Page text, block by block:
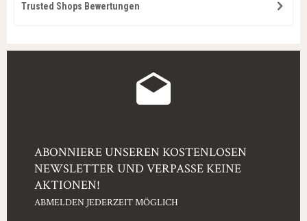
Trusted Shops Bewertungen
ABONNIERE UNSEREN KOSTENLOSEN
NEWSLETTER UND VERPASSE KEINE
AKTIONEN!
ABMELDEN JEDERZEIT MÖGLICH